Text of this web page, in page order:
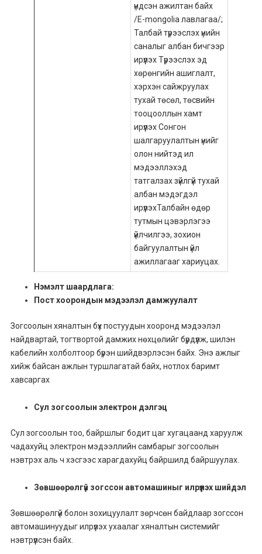
үндсэн ажилтан байх
/E-mongolia лавлагаа/;
Талбай түрээслэх үнийн
саналыг албан бичгээр
ирүүлэх Түрээслэх эд
хөрөнгийн ашиглалт,
хэрхэн сайжруулах
тухай төсөл, төсвийн
тооцооллын хамт
ирүүлэх Сонгон
шалгаруулалтын үнийг
олон нийтэд ил
мэдээллэхэд
татгалзах зүйлгүй тухай
албан мэдэгдэл
ирүүлэхТалбайн өдөр
тутмын цэвэрлэгээ
үйлчилгээ, зохион
байгуулалтын үйл
ажиллагааг хариуцах.
Нэмэлт шаардлага:
Пост хоорондын мэдээлэл дамжуулалт
Зогсоолын хяналтын бүх постуудын хооронд мэдээлэл
найдвартай, тогтвортой дамжих нөхцөлийг бүрдүүлж, шилэн
кабелийн холболтоор бүрэн шийдвэрлэсэн байх. Энэ ажлыг
хийж байсан ажлын туршлагатай байх, нотлох баримт
хавсаргах
Сул зогсоолын электрон дэлгэц
Сул зогсоолын тоо, байршлыг бодит цаг хугацаанд харуулж
чадахуйц электрон мэдээллийн самбарыг зогсоолын
нэвтрэх аль ч хэсгээс харагдахуйц байршилд байршуулах.
Зөвшөөрөлгүй зогссон автомашиныг илрүүлэх шийдэл
Зөвшөөрөлгүй болон зохицуулалт зөрчсөн байдлаар зогссон
автомашинуудыг илрүүлэх ухаалаг хяналтын системийг
нэвтрүүлсэн байх.